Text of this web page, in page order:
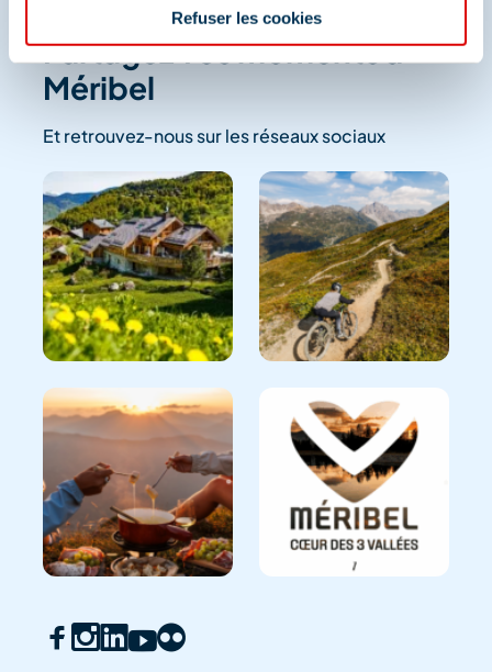
Refuser les cookies
Partagez vos moments à
Méribel
Et retrouvez-nous sur les réseaux sociaux